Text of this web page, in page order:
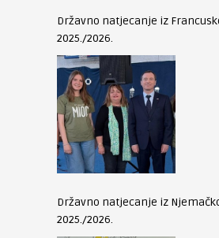
Državno natjecanje iz
2025./2026.
Državno natjecanje iz
2025./2026.